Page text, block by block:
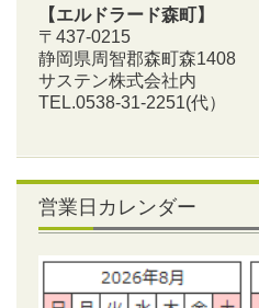
【エルドラード森町】
〒437-0215
静岡県周智郡森町森1408
サステン株式会社内
TEL.0538-31-2251(代）
営業日カレンダー